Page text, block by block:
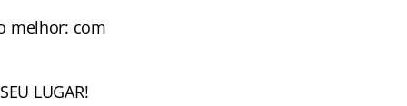
melhor: com
LUGAR!